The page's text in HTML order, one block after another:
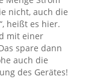
nicht, auch die
heißt es hier.
mit einer
spare dann
auch die
des Gerätes!